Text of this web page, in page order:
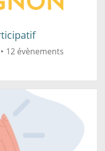
12 évènements